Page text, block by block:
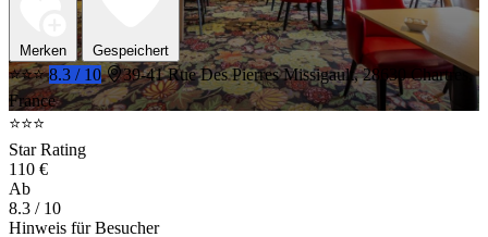
Merken Gespeichert
⭐⭐⭐ 8.3 / 10
39-41 Rue Des Pierres Missigault, 28630 Chartres,
France
⭐⭐⭐
Star Rating
110 €
Ab
8.3 / 10
Hinweis für Besucher